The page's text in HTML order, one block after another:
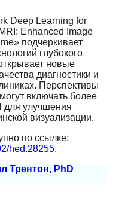
Deep Learning for
Enhanced Image
подчеркивает
глубокого
новые
диагностики и
Перспективы
включать более
для улучшения
визуализации.
по ссылке:
hed.28255.
Трентон, PhD